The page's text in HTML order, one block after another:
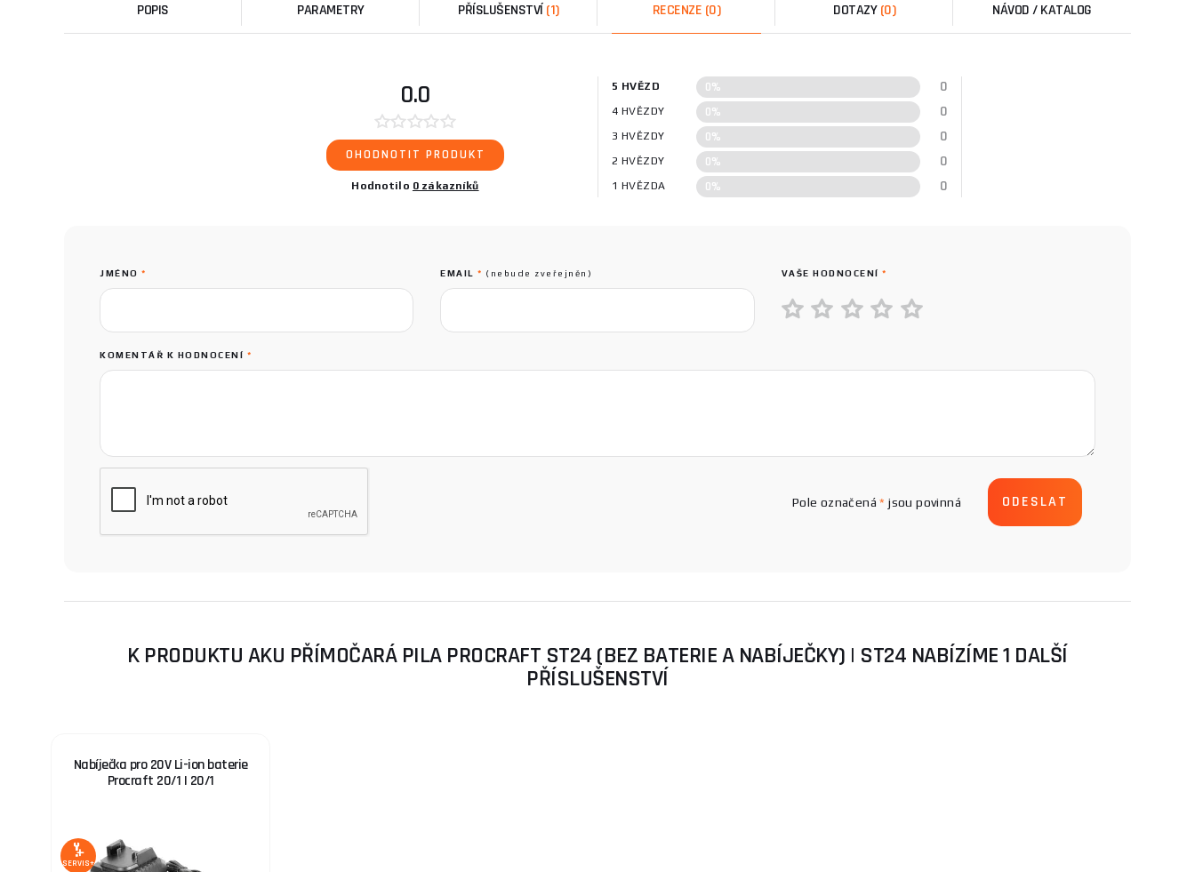
POPIS PARAMETRY PŘÍSLUŠENSTVÍ(1) RECENZE (0) DOTAZY (0) NÁVOD / KATALOG
0.0
OHODNOTIT PRODUKT
Hodnotilo 0 zákazníků
5 HVĚZD 0% 0
4 HVĚZDY 0% 0
3 HVĚZDY 0% 0
2 HVĚZDY 0% 0
1 HVĚZDA 0% 0
JMÉNO * EMAIL* (nebude zveřejněn) VAŠE HODNOCENÍ*
KOMENTÁŘ K HODNOCENÍ *
Pole označená* jsou povinná
K PRODUKTU AKU PŘÍMOČARÁ PILA PROCRAFT ST24 (BEZ BATERIE A NABÍJEČKY) | ST24 NABÍZÍME 1 DALŠÍ
PŘÍSLUŠENSTVÍ
Nabíječka pro 20V Li-ion baterie
Procraft 20/1 | 20/1
SERVIS+